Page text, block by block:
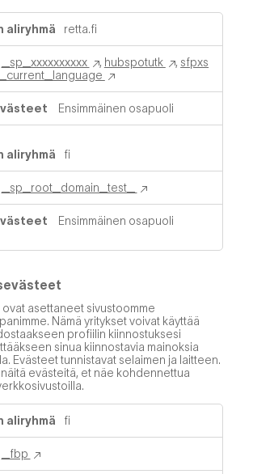
retta.fi
_sp_xxxxxxxxxx , hubspotutk , sfpxs
Ensimmäinen osapuoli
fi
_sp_root_domain_test_
Ensimmäinen osapuoli
ovat asettaneet sivustoomme
Nämä yritykset voivat käyttää
profiilin kiinnostuksesi
sinua kiinnostavia mainoksia
Evästeet tunnistavat selaimen ja laitteen.
evästeitä, et näe kohdennettua
fi
_fbp